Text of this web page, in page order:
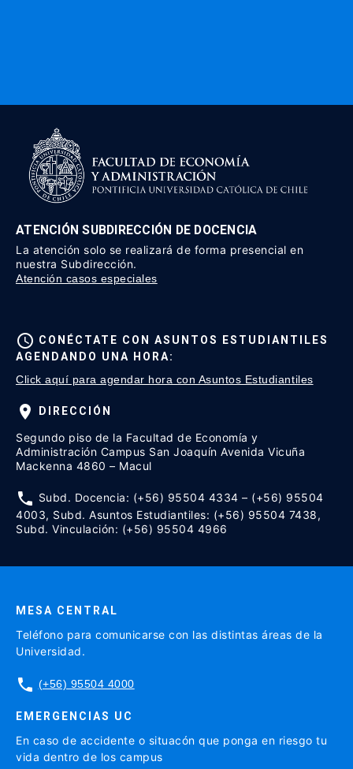
ATENCIÓN SUBDIRECCIÓN DE DOCENCIA
La atención solo se realizará de forma presencial en
nuestra Subdirección.
Atención casos especiales
schedule CONÉCTATE CON ASUNTOS ESTUDIANTILES
AGENDANDO UNA HORA:
Click aquí para agendar hora con Asuntos Estudiantiles
location_on DIRECCIÓN
Segundo piso de la Facultad de Economía y
Administración Campus San Joaquín Avenida Vicuña
Mackenna 4860 – Macul
phone Subd. Docencia: (+56) 95504 4334 – (+56) 95504
4003, Subd. Asuntos Estudiantiles: (+56) 95504 7438,
Subd. Vinculación: (+56) 95504 4966
MESA CENTRAL
Teléfono para comunicarse con las distintas áreas de la
Universidad.
phone (+56) 95504 4000
EMERGENCIAS UC
En caso de accidente o situacón que ponga en riesgo tu
vida dentro de los campus